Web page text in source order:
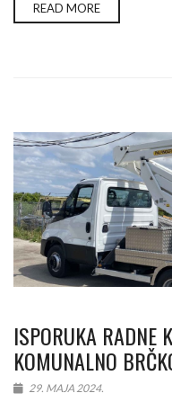
READ MORE
ISPORUKA RADNE
KOMUNALNO
29. MAJA 2024.